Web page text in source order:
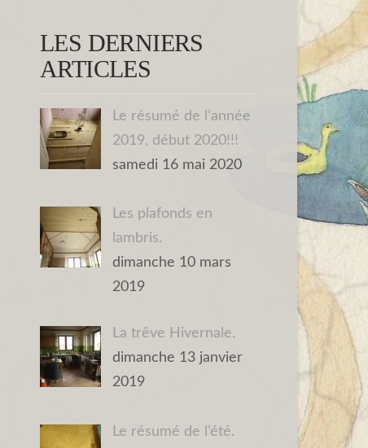
LES DERNIERS
ARTICLES
Le résumé de l’année
2019, début 2020!!!
samedi 16 mai 2020
Les plafonds en
lambris.
dimanche 10 mars
2019
La trêve Hivernale.
dimanche 13 janvier
2019
Le résumé de l’été.